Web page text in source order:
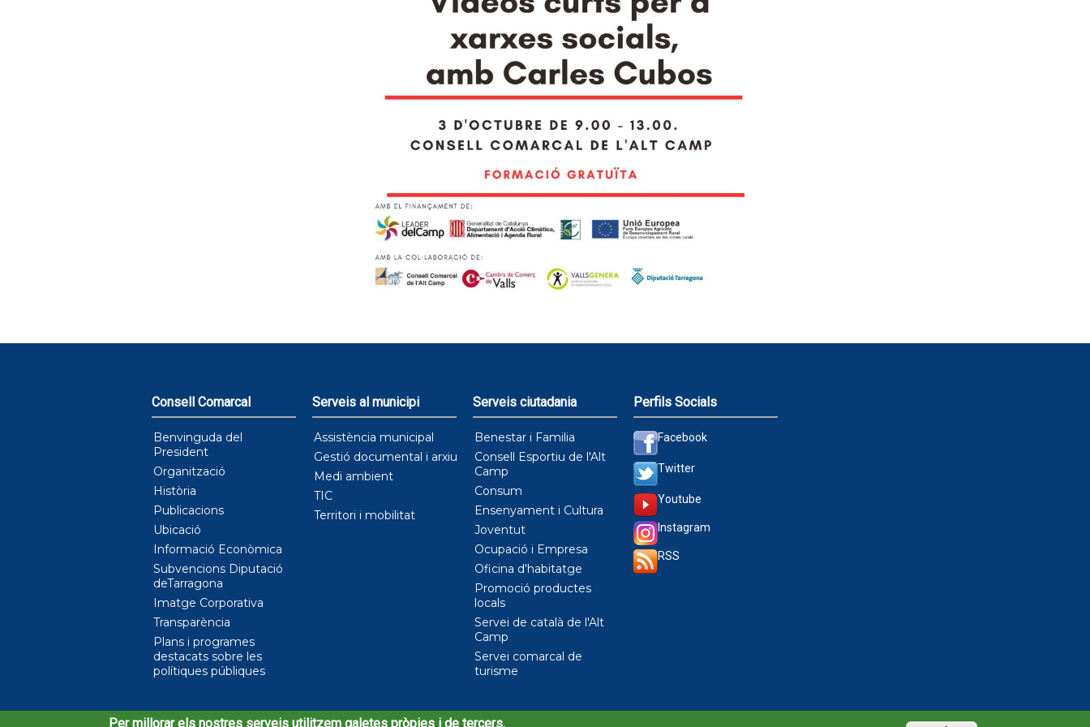
Consell Comarcal
Benvinguda del
President
Organització
Història
Publicacions
Ubicació
Informació Econòmica
Subvencions Diputació
deTarragona
Imatge Corporativa
Transparència
Plans i programes
destacats sobre les
polítiques públiques
Serveis al municipi
Assistència municipal
Gestió documental i arxiu
Medi ambient
TIC
Territori i mobilitat
Serveis ciutadania
Benestar i Familia
Consell Esportiu de l'Alt
Camp
Consum
Ensenyament i Cultura
Joventut
Ocupació i Empresa
Oficina d'habitatge
Promoció productes
locals
Servei de català de l'Alt
Camp
Servei comarcal de
turisme
Perfils Socials
Facebook
Twitter
Youtube
Instagram
RSS
© Consell Comarcal de l'Alt Camp, 2020
Per millorar els nostres serveis utilitzem galetes pròpies i de tercers.